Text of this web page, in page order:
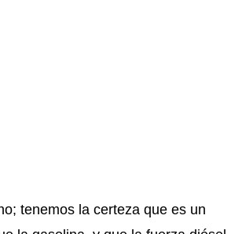
tenemos la certeza que es un